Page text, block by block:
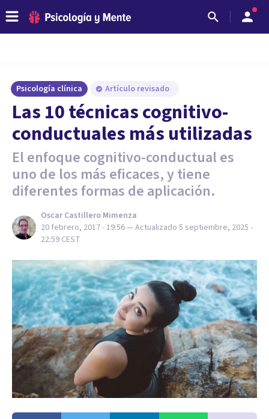
Psicología clínica Artículo revisado
Las 10 técnicas cognitivo-
conductuales más utilizadas
El enfoque cognitivo-conductual es
uno de los más eficaces, y tiene
diferentes formas de aplicación.
Oscar Castillero Mimenza
20 febrero, 2017 - 19:56— Actualizado 5 septiembre, 2025 -
22:59 CEST